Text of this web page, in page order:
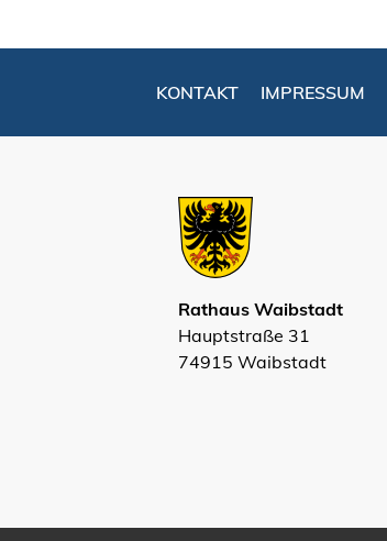
KONTAKT IMPRESSUM
Rathaus Waibstadt
Hauptstraße 31
74915 Waibstadt